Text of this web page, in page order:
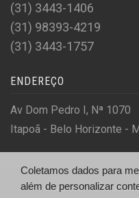
(31) 3443-1406
(31) 98393-4219
(31) 3443-1757
ENDEREÇO
Av Dom Pedro I, Nª 1070
Itapoã - Belo Horizonte -
© Laurocar Veiculos
Coletamos dados para
além de personalizar